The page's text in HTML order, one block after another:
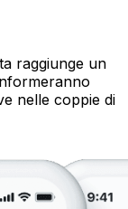
raggiunge un
nelle coppie di